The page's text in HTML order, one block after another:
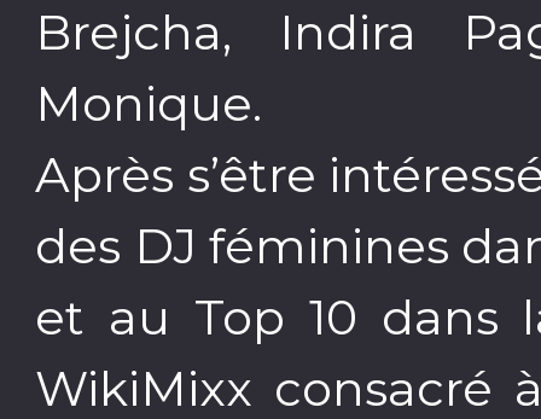
Brejcha, Indira
Monique.
Après s’être
des DJ féminines
et au Top 10 dans
WikiMixx consacré